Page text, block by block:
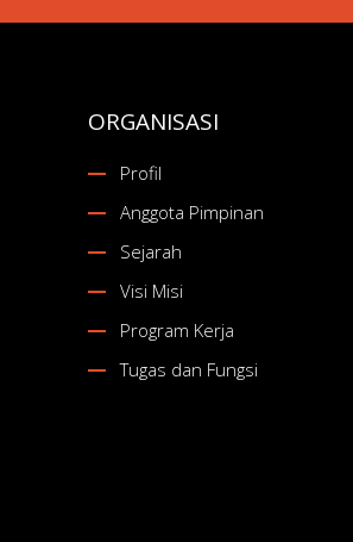
ORGANISASI
Profil
Anggota Pimpinan
Sejarah
Visi Misi
Program Kerja
Tugas dan Fungsi